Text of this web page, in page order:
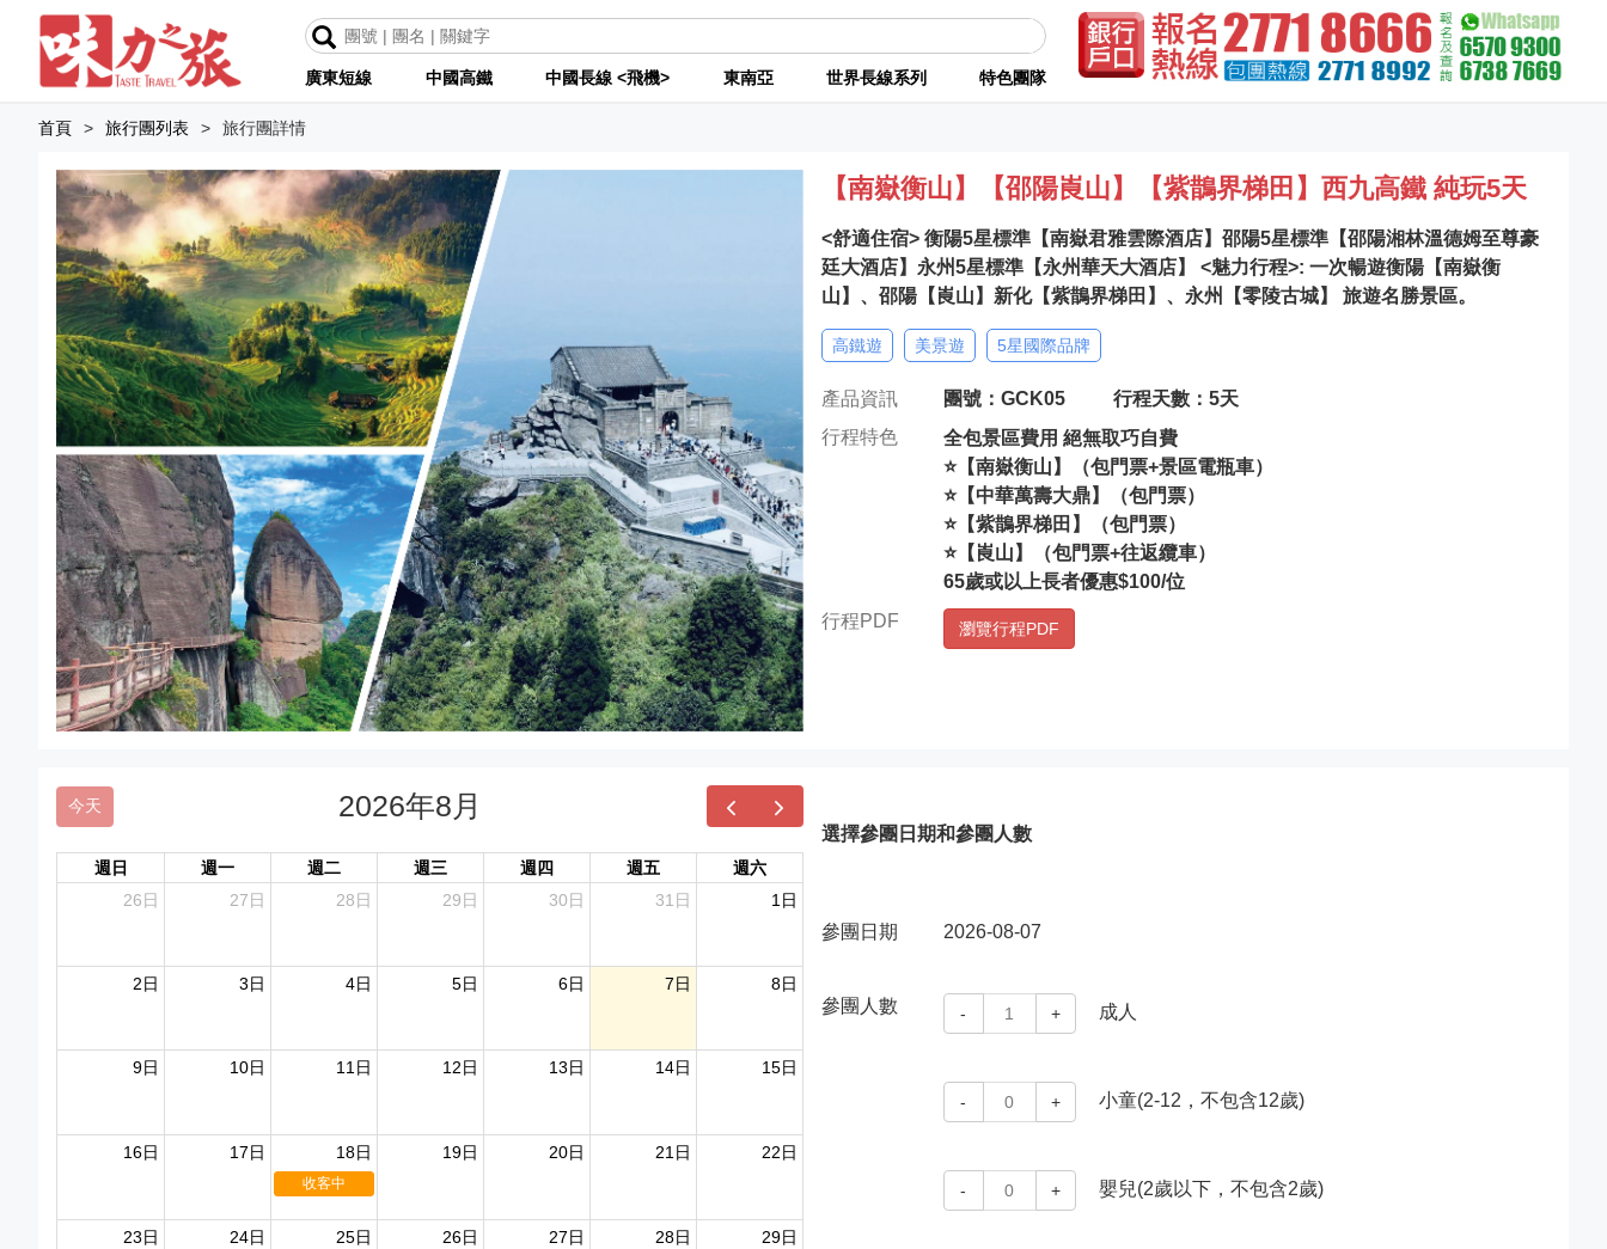
廣東短線 中國高鐵 中國長線 <飛機> 東南亞 世界長線系列 特色團隊
首頁 > 旅行團列表 > 旅行團詳情
【南嶽衡山】【邵陽崀山】【紫鵲界梯田】西九高鐵 純玩5天
<舒適住宿> 衡陽5星標準【南嶽君雅雲際酒店】邵陽5星標準【邵陽湘林溫德姆至尊豪
廷大酒店】永州5星標準【永州華天大酒店】 <魅力行程>: 一次暢遊衡陽【南嶽衡
山】、邵陽【崀山】新化【紫鵲界梯田】、永州【零陵古城】 旅遊名勝景區。
高鐵遊 美景遊 5星國際品牌
產品資訊 團號：GCK05
行程天數：5天
行程特色
全包景區費用 絕無取巧自費
⭐【南嶽衡山】（包門票+景區電瓶車）
⭐【中華萬壽大鼎】（包門票）
⭐【紫鵲界梯田】（包門票）
⭐【崀山】（包門票+往返纜車）
65歲或以上長者優惠$100/位
行程PDF
瀏覽行程PDF
今天 2026年8月
週日 週一 週二 週三 週四 週五
週六
26日
27日 28日 29日 30日 31日 1日
2日 3日 4日 5日 6日 7日 8日
9日 10日 11日 12日 13日 14日 15日
16日 17日 18日
收客中
19日 20日 21日 22日
23日 24日 25日 26日 27日 28日 29日
選擇參團日期和參團人數
參團日期 2026-08-07
參團人數 - 1 + 成人
- 0 + 小童(2-12，不包含12歲)
- 0 + 嬰兒(2歲以下，不包含2歲)